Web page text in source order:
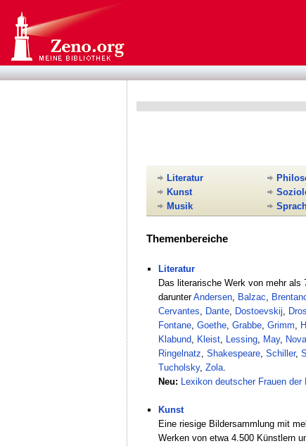
Literatur
Kunst
Musik
Themenbereiche
Literatur
Das literarische Werk von mehr als
darunterAndersen, Balzac,
Cervantes, Dante, Dostoevskij,
Fontane, Goethe, Grabbe, Grimm,
Klabund, Kleist, Lessing, May,
Ringelnatz, Shakespeare, Schiller,
Tucholsky, Zola.
Neu: Lexikon deutscher Frauen der
Kunst
Eine riesige Bildersammlung mit
Werken von etwa 4.500 Künstlern